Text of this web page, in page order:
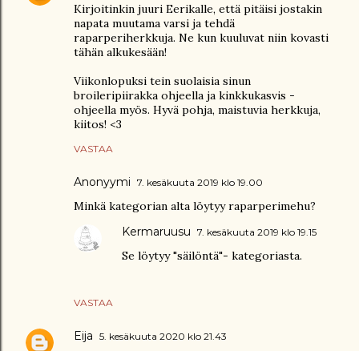
Kirjoitinkin juuri Eerikalle, että pitäisi jostakin
napata muutama varsi ja tehdä
raparperiherkkuja. Ne kun kuuluvat niin kovasti
tähän alkukesään!
Viikonlopuksi tein suolaisia sinun
broileripiirakka ohjeella ja kinkkukasvis -
ohjeella myös. Hyvä pohja, maistuvia herkkuja,
kiitos! <3
VASTAA
Anonyymi 7. kesäkuuta 2019 klo 19.00
Minkä kategorian alta löytyy raparperimehu?
VASTAA
Kermaruusu 7. kesäkuuta 2019 klo 19.15
Se löytyy "säilöntä"- kategoriasta.
Eija 5. kesäkuuta 2020 klo 21.43